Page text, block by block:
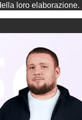
loro elaborazione.